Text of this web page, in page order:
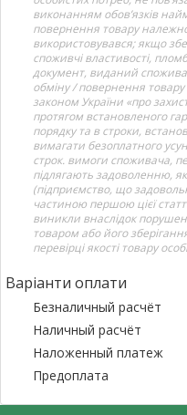
виконанням обов’язків
повернення товару
використовувався; якщо
споживчі властивості,
документ, виданий
обміну / повернення товару
законом України «про
протягом встановленого
порядку та в строки,
вимагати безоплатного
строк. вимоги споживача,
підлягають задоволенню,
(підприємство, що
частиною першою цієї
виникли внаслідок
товаром або його
перевірці якості товару
Варіанти оплати
Безналичный расчёт
Наличный расчёт
Наложенный платеж
Предоплата